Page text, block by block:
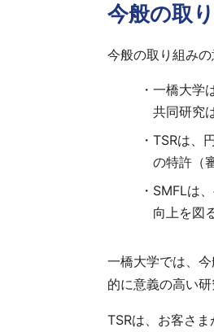
今般の取
今般の取り組みの
一橋大学
共同研究
TSRは、
の特許（
SMFLは
向上を図
一橋大学では、
的に意義の高い
TSRは、お客さ